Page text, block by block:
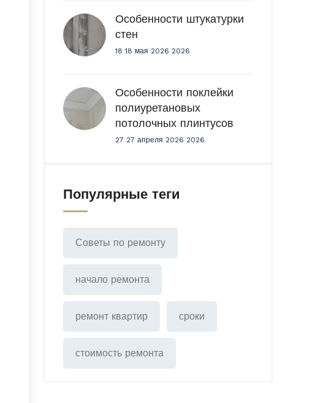
Особенности штукатурки
стен
18 18 мая 2026 2026
Особенности поклейки
полиуретановых
потолочных плинтусов
27 27 апреля 2026 2026
Популярные теги
Советы по ремонту
начало ремонта
ремонт квартир сроки
стоимость ремонта